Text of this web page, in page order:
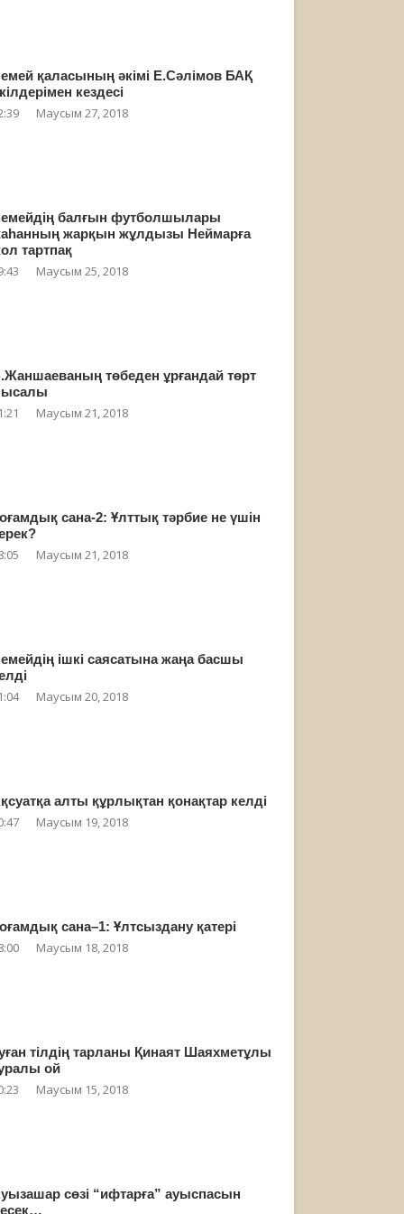
қаласының әкімі Е.Сәлімов БАҚ
кездесі
Маусым 27, 2018
балғын футболшылары
жарқын жұлдызы Неймарға
тартпақ
Маусым 25, 2018
төбеден ұрғандай төрт
Маусым 21, 2018
сана-2: Ұлттық тәрбие не үшін
Маусым 21, 2018
ішкі саясатына жаңа басшы
Маусым 20, 2018
алты құрлықтан қонақтар келді
Маусым 19, 2018
сана–1: Ұлтсыздану қатері
Маусым 18, 2018
тілдің тарланы Қинаят Шаяхметұлы
ой
Маусым 15, 2018
сөзі “ифтарға” ауыспасын